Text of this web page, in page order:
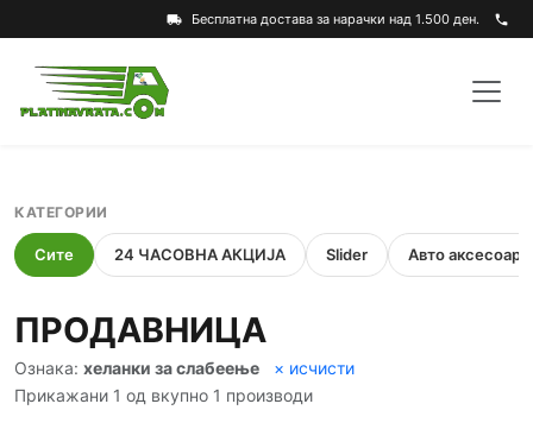
local_shipping Бесплатна достава за нарачки над 1.500 ден. phone
КАТЕГОРИИ
Сите 24 ЧАСОВНА АКЦИЈА Slider Авто аксесоари
ПРОДАВНИЦА
Ознака: хеланки за слабеење
× исчисти
Прикажани 1 од вкупно 1 производи